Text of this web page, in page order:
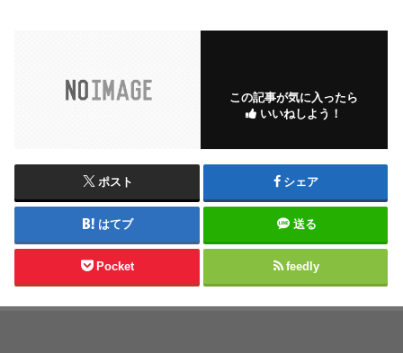
この記事が気に入ったら
いいねしよう！
ポスト シェア
はてブ 送る
Pocket feedly